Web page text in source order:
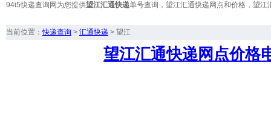
94i5快递查询网为您提供望江汇通快递单号查询，望江汇通快递网点和价格，望
当前位置：快递查询 > 汇通快递 > 望江
望江汇通快递网点价格